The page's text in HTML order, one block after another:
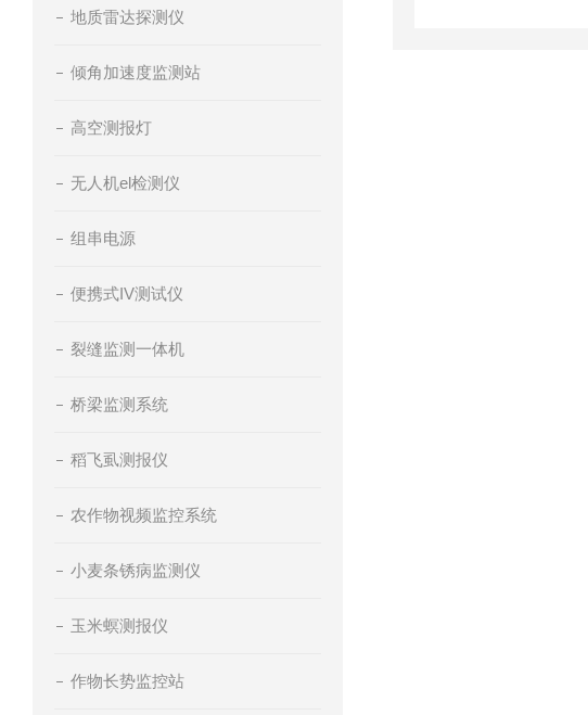
地质雷达探测仪
倾角加速度监测站
高空测报灯
无人机el检测仪
组串电源
便携式IV测试仪
裂缝监测一体机
桥梁监测系统
稻飞虱测报仪
农作物视频监控系统
小麦条锈病监测仪
玉米螟测报仪
作物长势监控站